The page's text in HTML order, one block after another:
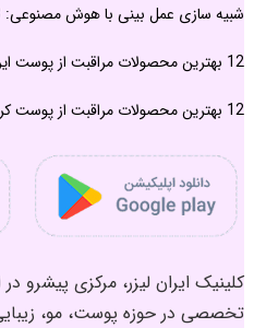
شبیه سازی عمل بینی با هوش مصنوعی: 3 بهترین برنامه و سایت آنلاین
12 بهترین محصولات مراقبت از پوست ایرانی+ بهترین برندها
12 بهترین محصولات مراقبت از پوست کره ای+ نکات کاربردی
کلینیک ایران لیزر، مرکزی پیشرو
تخصصی در حوزه پوست، مو،